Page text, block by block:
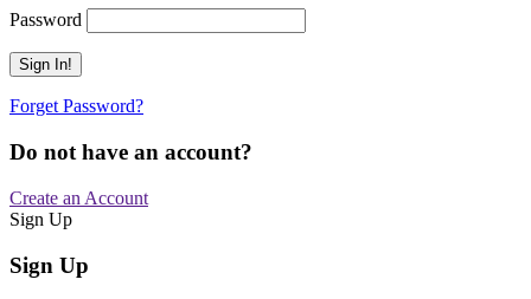
Password
Forget Password?
Do not have an account?
Create an Account
Sign Up
Sign Up